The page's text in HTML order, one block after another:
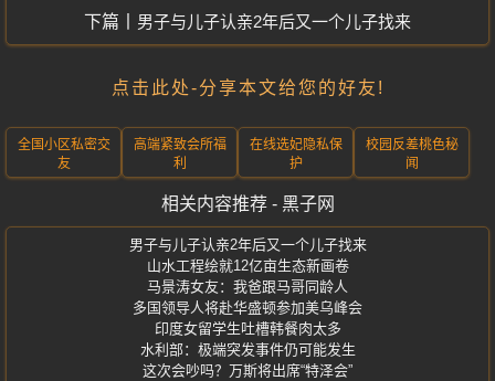
男子与儿子认亲2年后又一个儿子找来
点击此处-分享本文给您的好友!
全国小区私密交
友
高端紧致会所福
利
在线选妃隐私保
护
校园反差桃色秘
闻
相关内容推荐 - 黑子网
男子与儿子认亲2年后又一个儿子找来
山水工程绘就12亿亩生态新画卷
马景涛女友：我爸跟马哥同龄人
多国领导人将赴华盛顿参加美乌峰会
印度女留学生吐槽韩餐肉太多
水利部：极端突发事件仍可能发生
这次会吵吗？万斯将出席“特泽会”